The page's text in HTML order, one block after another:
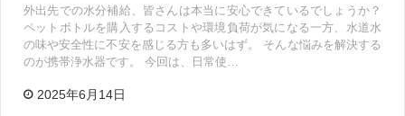
外出先での水分補給、皆さんは本当に安心できているでしょうか？
ペットボトルを購入するコストや環境負荷が気になる一方、水道水
の味や安全性に不安を感じる方も多いはず。 そんな悩みを解決する
のが携帯浄水器です。 今回は、日常使…
2025年6月14日